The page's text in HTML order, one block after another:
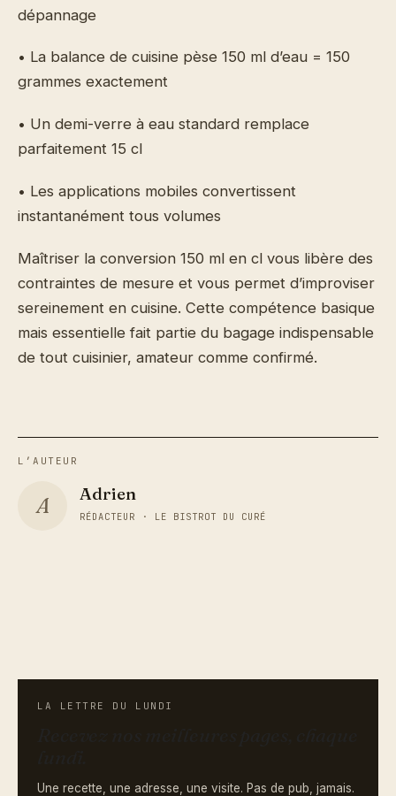
dépannage
• La balance de cuisine pèse 150 ml d’eau = 150
grammes exactement
• Un demi-verre à eau standard remplace
parfaitement 15 cl
• Les applications mobiles convertissent
instantanément tous volumes
Maîtriser la conversion 150 ml en cl vous libère des
contraintes de mesure et vous permet d’improviser
sereinement en cuisine. Cette compétence basique
mais essentielle fait partie du bagage indispensable
de tout cuisinier, amateur comme confirmé.
L’AUTEUR
A Adrien
RÉDACTEUR · LE BISTROT DU CURÉ
LA LETTRE DU LUNDI
Une recette, une adresse, une visite. Pas de pub, jamais.